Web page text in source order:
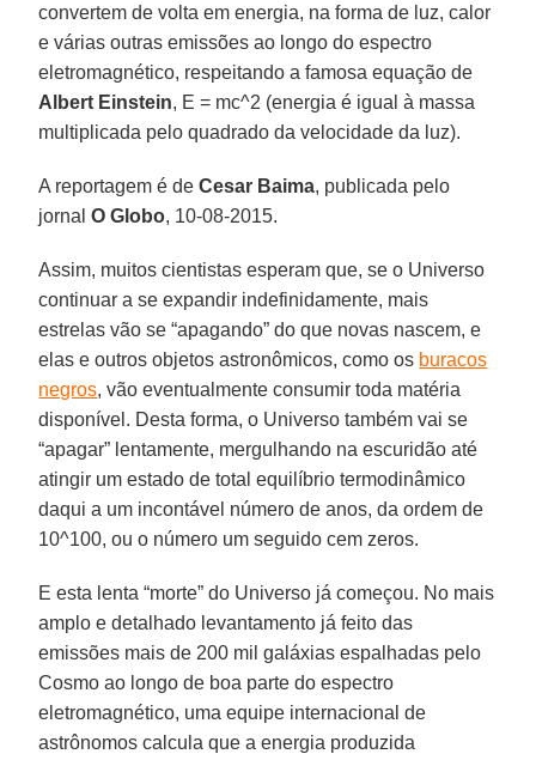
convertem de volta em energia, na forma de luz, calor
e várias outras emissões ao longo do espectro
eletromagnético, respeitando a famosa equação de
Albert Einstein, E = mc^2 (energia é igual à massa
multiplicada pelo quadrado da velocidade da luz).
A reportagem é deCesar Baima, publicada pelo
jornalO Globo, 10-08-2015.
Assim, muitos cientistas esperam que, se o Universo
continuar a se expandir indefinidamente, mais
estrelas vão se “apagando” do que novas nascem, e
elas e outros objetos astronômicos, como os buracos
negros, vão eventualmente consumir toda matéria
disponível. Desta forma, o Universo também vai se
“apagar” lentamente, mergulhando na escuridão até
atingir um estado de total equilíbrio termodinâmico
daqui a um incontável número de anos, da ordem de
10^100, ou o número um seguido cem zeros.
E esta lenta “morte” do Universo já começou. No mais
amplo e detalhado levantamento já feito das
emissões mais de 200 mil galáxias espalhadas pelo
Cosmo ao longo de boa parte do espectro
eletromagnético, uma equipe internacional de
astrônomos calcula que a energia produzida